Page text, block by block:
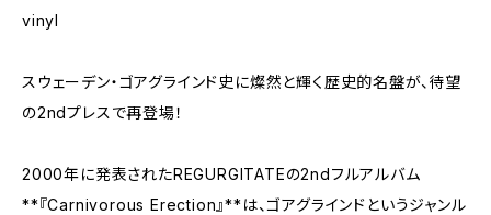
vinyl
スウェーデン・ゴアグラインド史に燦然と輝く歴史的名盤が、待望
の2ndプレスで再登場！
2000年に発表されたREGURGITATEの2ndフルアルバム
**『Carnivorous Erection』**は、ゴアグラインドというジャンル